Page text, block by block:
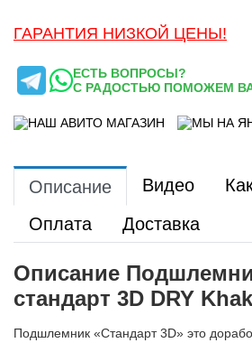
ГАРАНТИЯ НИЗКОЙ ЦЕНЫ!
ЕСТЬ ВОПРОСЫ?
С РАДОСТЬЮ ПОМОЖЕМ
Описание Видео
Оплата
Доставка
Описание
стандарт 3D DRY
Подшлемник «Стандарт 3D» это